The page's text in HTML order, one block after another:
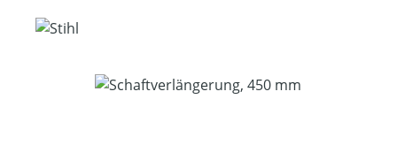
Bildergalerie überspringen